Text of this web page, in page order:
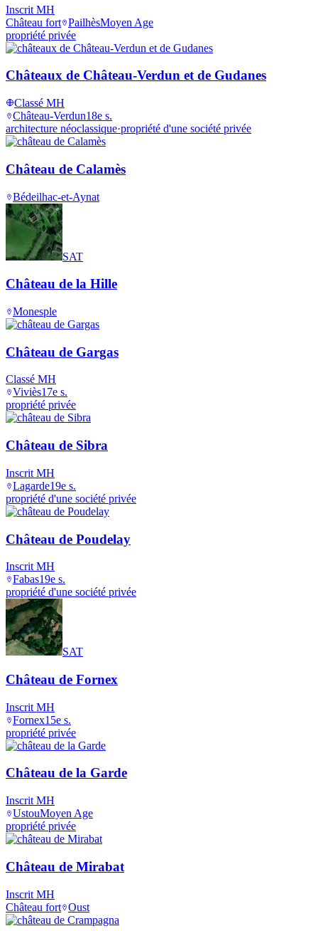
Inscrit MH
Château fort PailhèsMoyen Age
propriété privée
Châteaux de Château-Verdun et de Gudanes
Classé MH
Château-Verdun18e s.
architecture néoclassique·propriété d'une société privée
Château de Calamès
Bédeilhac-et-Aynat
SAT
Château de la Hille
Monesple
Château de Gargas
Classé MH
Viviès17e s.
propriété privée
Château de Sibra
Inscrit MH
Lagarde19e s.
propriété d'une société privée
Château de Poudelay
Inscrit MH
Fabas19e s.
propriété d'une société privée
SAT
Château de Fornex
Inscrit MH
Fornex15e s.
propriété privée
Château de la Garde
Inscrit MH
UstouMoyen Age
propriété privée
Château de Mirabat
Inscrit MH
Château fort Oust